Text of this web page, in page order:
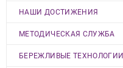
НАШИ ДОСТИЖЕНИЯ
МЕТОДИЧЕСКАЯ СЛУЖБА
БЕРЕЖЛИВЫЕ ТЕХНОЛОГИИ